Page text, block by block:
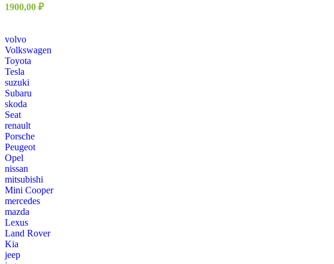
1900,00 ₽
volvo
Volkswagen
Toyota
Tesla
suzuki
Subaru
skoda
Seat
renault
Porsche
Peugeot
Opel
nissan
mitsubishi
Mini Cooper
mercedes
mazda
Lexus
Land Rover
Kia
jeep